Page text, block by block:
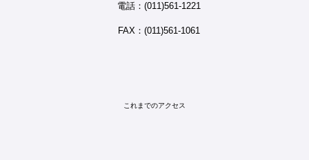
電話：(011)561-1221
FAX：(011)561-1061
これまでのアクセス